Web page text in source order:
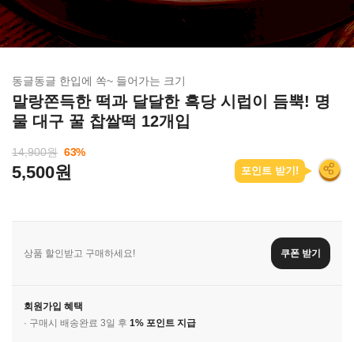
동글동글 한입에 쏙~ 들어가는 크기
말랑쫀득한 떡과 달달한 흑당 시럽이 듬뿍! 명
물 대구 꿀 찹쌀떡 12개입
14,900원 63%
5,500원 포인트 받기!
상품 할인받고 구매하세요! 쿠폰 받기
회원가입 혜택
· 구매시 배송완료 3일 후 1% 포인트 지급